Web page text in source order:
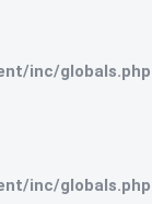
inc/globals.php
inc/globals.php